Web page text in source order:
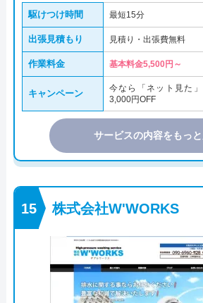
駆けつけ時間 最短15分
出張見積もり 見積り・出張費無料
作業料金 基本料金5,500円～
キャンペーン
今なら「ネット見た」
3,000円OFF
サービスの内容をもっ
株式会社W'WORKS